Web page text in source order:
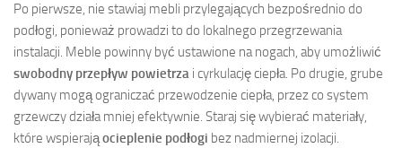
Po pierwsze, nie stawiaj mebli przylegających bezpośrednio do
podłogi, ponieważ prowadzi to do lokalnego przegrzewania
instalacji. Meble powinny być ustawione na nogach, aby umożliwić
swobodny przepływ powietrza i cyrkulację ciepła. Po drugie, grube
dywany mogą ograniczać przewodzenie ciepła, przez co system
grzewczy działa mniej efektywnie. Staraj się wybierać materiały,
które wspierająocieplenie podłogi bez nadmiernej izolacji.